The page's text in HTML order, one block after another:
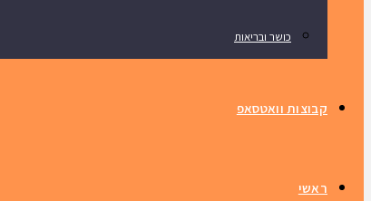
כושר ובריאות
קבוצות וואטסאפ
ראשי